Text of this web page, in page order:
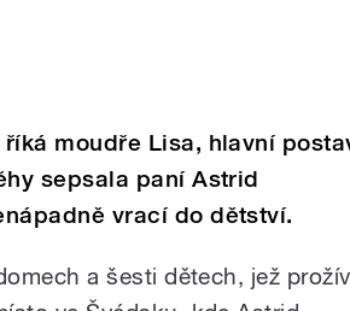
moudře Lisa, hlavní
sepsala paní Astrid
vrací do dětství.
a šesti dětech, jež